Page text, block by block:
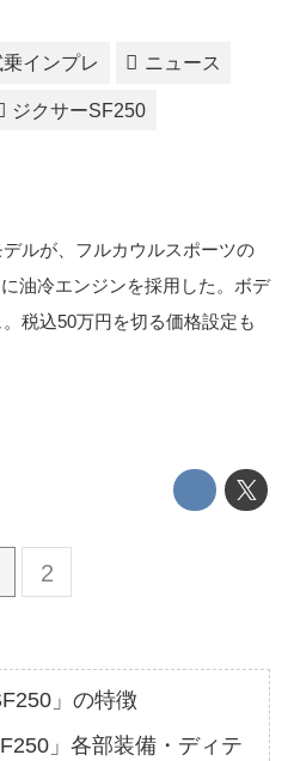
インプレ ニュース
ジクサーSF250
ルが、フルカウルスポーツの
油冷エンジンを採用した。ボデ
税込50万円を切る価格設定も
2
」の特徴
」各部装備・ディテ